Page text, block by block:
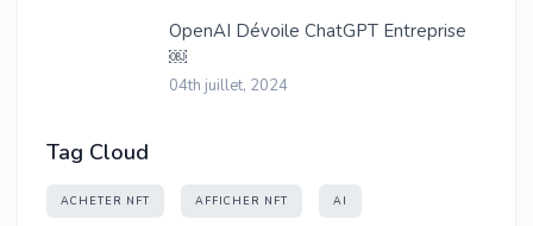
OpenAI Dévoile ChatGPT Entreprise
￼
04th juillet, 2024
Tag Cloud
ACHETER NFT AFFICHER NFT AI